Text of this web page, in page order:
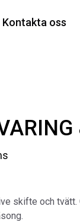
Kontakta oss
Din
AIR DESIGN
MATTSVART
skifte och